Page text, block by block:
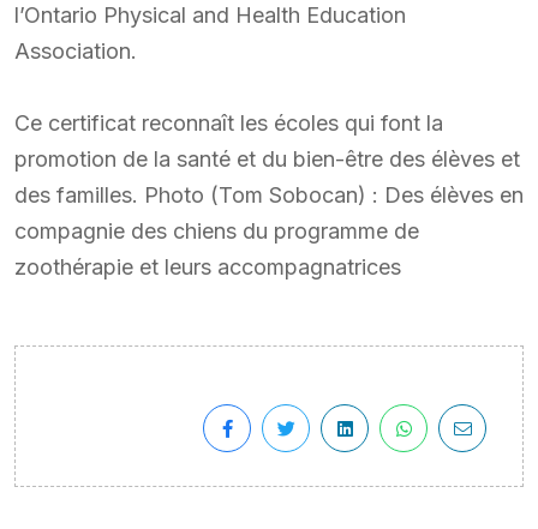
l’Ontario Physical and Health Education
Association.
Ce certificat reconnaît les écoles qui font la
promotion de la santé et du bien-être des élèves et
des familles. Photo (Tom Sobocan) : Des élèves en
compagnie des chiens du programme de
zoothérapie et leurs accompagnatrices